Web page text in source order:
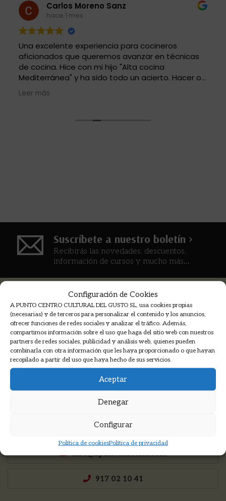
Configuración de Cookies
A PUNTO CENTRO CULTURAL DEL GUSTO SL, usa cookies propias
(necesarias) y de terceros para personalizar el contenido y los anuncios,
ofrecer funciones de redes sociales y analizar el tráfico. Además,
compartimos información sobre el uso que haga del sitio web con nuestros
partners de redes sociales, publicidad y análisis web, quienes pueden
combinarla con otra información que les haya proporcionado o que hayan
recopilado a partir del uso que haya hecho de sus servicios.
Aceptar
Denegar
Configurar
Política de cookiesPolítica de privacidad
Carlos Moreno Sanz
hace 1 mes
Una excelente experiencia para cocineros
aficionados que queremos avanzar en técnicas
de cocina. Hice con mi hijo "Alta cocina
Mediterránea" y ha sido todo un acierto. Hacer o
no el menú publicado en la web tiene poca
importancia. Nos vamos con un montón de
cocina y afinar las conocidas. Local, y medios de
Leer más
Suscríbete a nuestro boletín >
Recibirás las novedades, descuentos,
información de cursos y mucho más...
COOKMADRID
PNKA PRODUCCIONES
PATROCINADORES
Calle Farmacia 6, bajo. Madrid
info@apuntolibreria.com
917 02 10 41